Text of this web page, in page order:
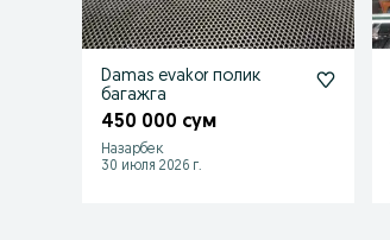
Damas evakor полик
багажга
450 000 сум
Назарбек
30 июля 2026 г.